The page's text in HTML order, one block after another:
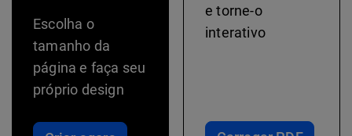
Escolha o
tamanho da
página e faça seu
próprio design
e torne-o
interativo